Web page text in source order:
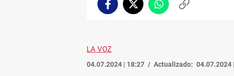
FacebookTwitterWhatsappCopiar
LA VOZ
04.07.2024 | 18:27 Actualizado: 04.07.2024